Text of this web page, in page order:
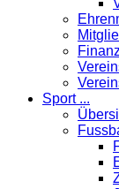
Sport ...